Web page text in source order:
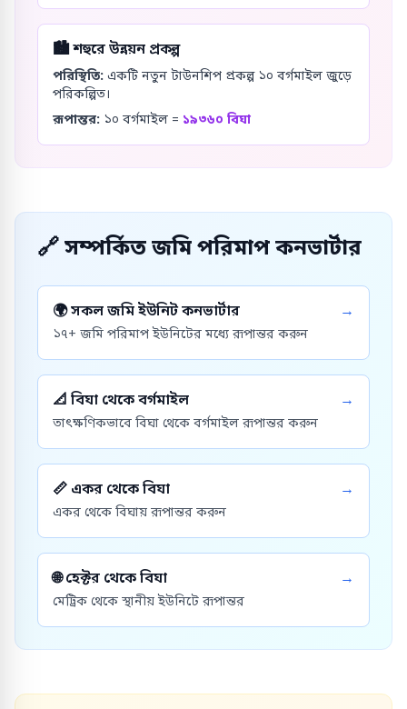
🏙️শহুরে উন্নয়ন প্রকল্প
পরিস্থিতি: একটি নতুন টাউনশিপ প্রকল্প ১০ বর্গমাইল জুড়ে
পরিকল্পিত।
রূপান্তর: ১০ বর্গমাইল = ১৯৩৬০ বিঘা
🔗সম্পর্কিত জমি পরিমাপ কনভার্টার
🌍সকল জমি ইউনিট কনভার্টার
১৭+ জমি পরিমাপ ইউনিটের মধ্যে রূপান্তর করুন
→
📐 বিঘা থেকে বর্গমাইল
তাৎক্ষণিকভাবে বিঘা থেকে বর্গমাইল রূপান্তর করুন
→
📏 একর থেকে বিঘা
একর থেকে বিঘায় রূপান্তর করুন
→
🌐হেক্টর থেকে বিঘা
মেট্রিক থেকে স্থানীয় ইউনিটে রূপান্তর
→